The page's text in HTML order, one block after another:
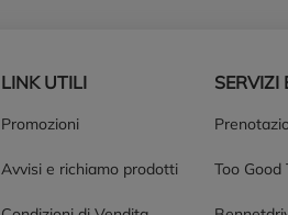
LINK UTILI
Promozioni
Avvisi e richiamo prodotti
SERVIZI
Too Good